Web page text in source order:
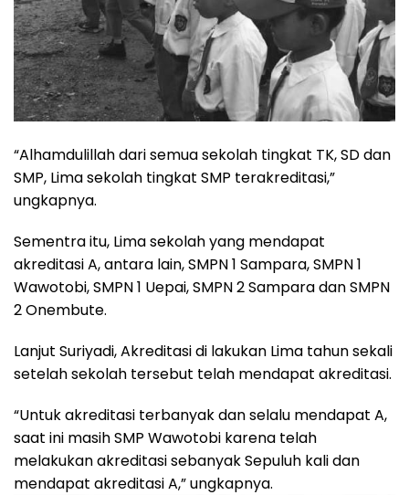
“Alhamdulillah dari semua sekolah tingkat TK, SD dan
SMP, Lima sekolah tingkat SMP terakreditasi,”
ungkapnya.
Sementra itu, Lima sekolah yang mendapat
akreditasi A, antara lain, SMPN 1 Sampara, SMPN 1
Wawotobi, SMPN 1 Uepai, SMPN 2 Sampara dan SMPN
2 Onembute.
Lanjut Suriyadi, Akreditasi di lakukan Lima tahun sekali
setelah sekolah tersebut telah mendapat akreditasi.
“Untuk akreditasi terbanyak dan selalu mendapat A,
saat ini masih SMP Wawotobi karena telah
melakukan akreditasi sebanyak Sepuluh kali dan
mendapat akreditasi A,” ungkapnya.